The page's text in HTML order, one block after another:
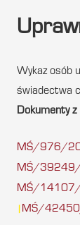
Wykaz osób
świadectwa
Dokumenty
MŚ/976/
MŚ/
MŚ/
MŚ/